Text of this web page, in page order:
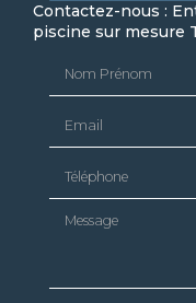
Contactez-nous :
piscine sur mesure
Message